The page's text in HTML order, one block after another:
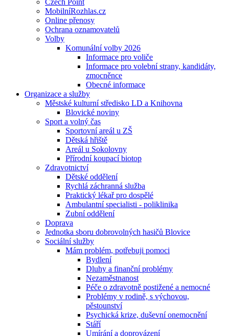
Czech Point
MobilníRozhlas.cz
Online přenosy
Ochrana oznamovatelů
Volby
Komunální volby 2026
Informace pro voliče
Informace pro volební strany, kandidáty,
zmocněnce
Obecné informace
Organizace a služby
Městské kulturní středisko LD a Knihovna
Blovické noviny
Sport a volný čas
Sportovní areál u ZŠ
Dětská hřiště
Areál u Sokolovny
Přírodní koupací biotop
Zdravotnictví
Dětské oddělení
Rychlá záchranná služba
Praktický lékař pro dospělé
Ambulantní specialisti - poliklinika
Zubní oddělení
Doprava
Jednotka sboru dobrovolných hasičů Blovice
Sociální služby
Mám problém, potřebuji pomoci
Bydlení
Dluhy a finanční problémy
Nezaměstnanost
Péče o zdravotně postižené a nemocné
Problémy v rodině, s výchovou,
pěstounství
Psychická krize, duševní onemocnění
Stáří
Umírání a doprovázení